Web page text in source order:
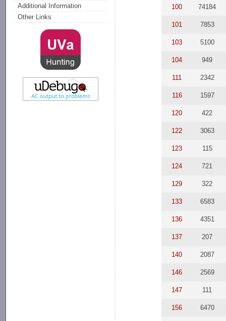
Additional Information
Other Links
100 74184
101 7853
103 5100
104 949
111 2342
116 1597
120 422
122 3063
123 115
124 721
129 322
133 6583
136 4351
137 207
140 2087
146 2569
147 111
156 6470